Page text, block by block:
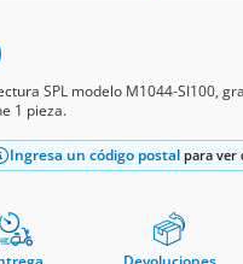
from
SPL modelo M1044-SI100,
1 pieza.
Ingresa un código postal para ver